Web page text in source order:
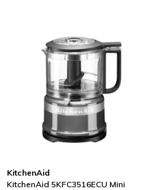
KitchenAid
KitchenAid 5KFC3516ECU Mini